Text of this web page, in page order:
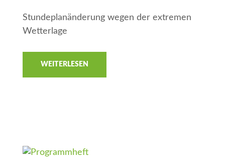
Stundeplanänderung wegen der extremen
Wetterlage
WEITERLESEN